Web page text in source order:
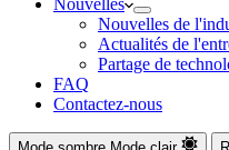
Nouvelles
Nouvelles de
Actualités de
Partage de
FAQ
Contactez-nous